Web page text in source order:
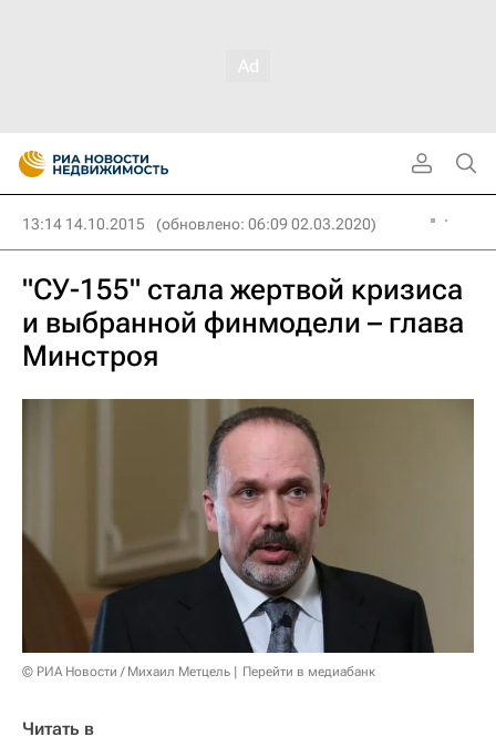
13:14 14.10.2015 (обновлено: 06:09 02.03.2020)
"СУ-155" стала жертвой кризиса
и выбранной финмодели – глава
Минстроя
© РИА Новости / Михаил Метцель Перейти в медиабанк
Читать в